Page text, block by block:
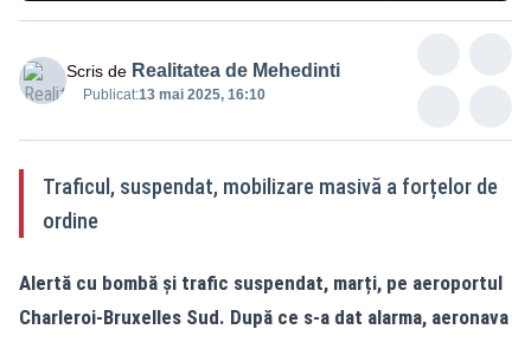
Scris de Realitatea de Mehedinti
Publicat:13 mai 2025, 16:10
Traficul, suspendat, mobilizare masivă a forțelor de
ordine
Alertă cu bombă și trafic suspendat, marți, pe aeroportul
Charleroi-Bruxelles Sud. După ce s-a dat alarma, aeronava